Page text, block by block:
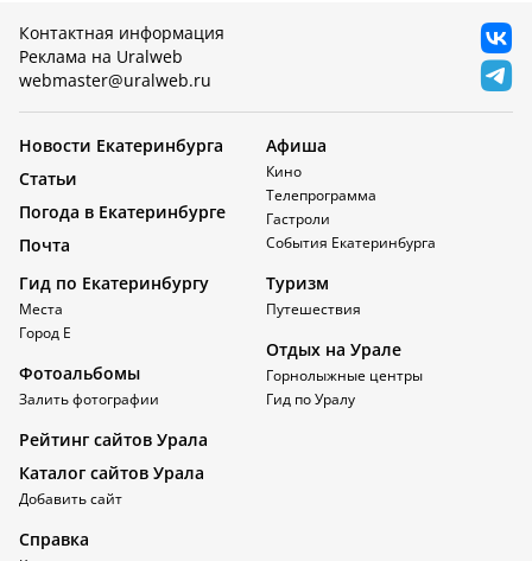
Контактная информация
Реклама на Uralweb
webmaster@uralweb.ru
Новости Екатеринбурга
Статьи
Погода в Екатеринбурге
Почта
Афиша
Кино
Телепрограмма
Гастроли
События Екатеринбурга
Гид по Екатеринбургу
Места
Город Е
Фотоальбомы
Залить фотографии
Туризм
Путешествия
Отдых на Урале
Горнолыжные центры
Гид по Уралу
Рейтинг сайтов Урала
Каталог сайтов Урала
Добавить сайт
Справка